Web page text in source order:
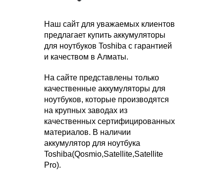
Наш сайт для уважаемых клиентов
предлагает купить аккумуляторы
для ноутбуков Toshiba с гарантией
и качеством в Алматы.
На сайте представлены только
качественные аккумуляторы для
ноутбуков, которые производятся
на крупных заводах из
качественных сертифицированных
материалов. В наличии
аккумулятор для ноутбука
Toshiba(Qosmio,Satellite,Satellite
Pro).